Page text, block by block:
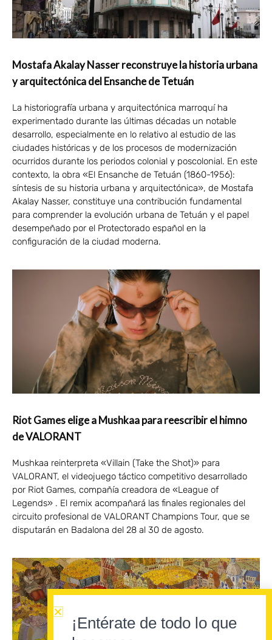
Mostafa Akalay Nasser reconstruye la historia urbana
y arquitectónica del Ensanche de Tetuán
La historiografía urbana y arquitectónica marroquí ha
experimentado durante las últimas décadas un notable
desarrollo, especialmente en lo relativo al estudio de las
ciudades históricas y de los procesos de modernización
ocurridos durante los periodos colonial y poscolonial. En este
contexto, la obra «El Ensanche de Tetuán (1860-1956):
síntesis de su historia urbana y arquitectónica», de Mostafa
Akalay Nasser, constituye una contribución fundamental
para comprender la evolución urbana de Tetuán y el papel
desempeñado por el Protectorado español en la
configuración de la ciudad moderna.
Riot Games elige a Mushkaa para reescribir el himno
de VALORANT
Mushkaa reinterpreta «Villain (Take the Shot)» para
VALORANT, el videojuego táctico competitivo desarrollado
por Riot Games, compañía creadora de «League of
Legends» . El remix acompañará las finales regionales del
circuito profesional de VALORANT Champions Tour, que se
disputarán en Badalona del 28 al 30 de agosto.
¡Entérate de todo lo que